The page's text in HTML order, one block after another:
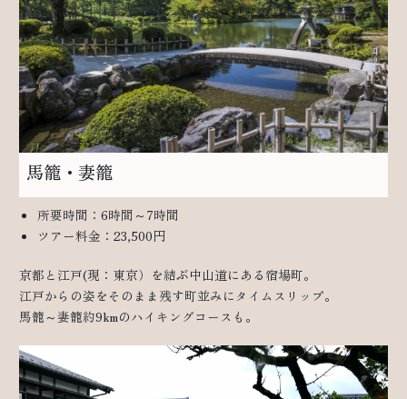
馬籠・妻籠
所要時間：6時間～7時間
ツアー料金：23,500円
京都と江戸(現：東京）を結ぶ中山道にある宿場町。
江戸からの姿をそのまま残す町並みにタイムスリップ。
馬籠～妻籠約9kmのハイキングコースも。